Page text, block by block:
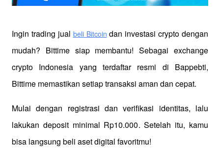
Ingin trading jual beli Bitcoin dan investasi crypto dengan
mudah? Bittime siap membantu! Sebagai exchange
crypto Indonesia yang terdaftar resmi di Bappebti,
Bittime memastikan setiap transaksi aman dan cepat.
Mulai dengan registrasi dan verifikasi identitas, lalu
lakukan deposit minimal Rp10.000. Setelah itu, kamu
bisa langsung beli aset digital favoritmu!